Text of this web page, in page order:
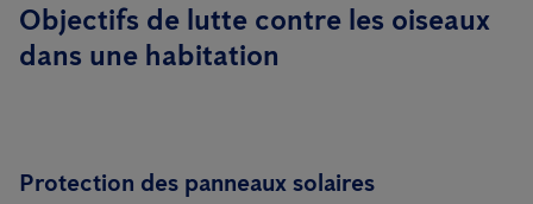
Objectifs de lutte contre les oiseaux
dans une habitation
Protection des panneaux solaires